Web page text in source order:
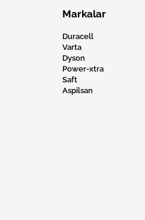
Markalar
Duracell
Varta
Dyson
Power-xtra
Saft
Aspilsan